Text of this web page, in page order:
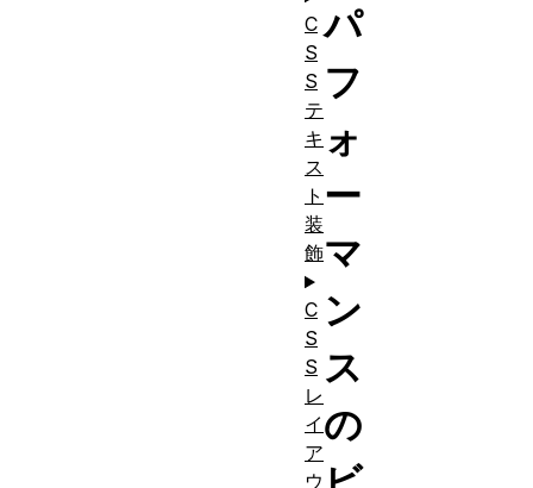
パ
フ
ォ
ー
マ
ン
ス
の
C
S
S
テ
キ
ス
ト
装
飾
C
S
S
レ
イ
ア
ウ